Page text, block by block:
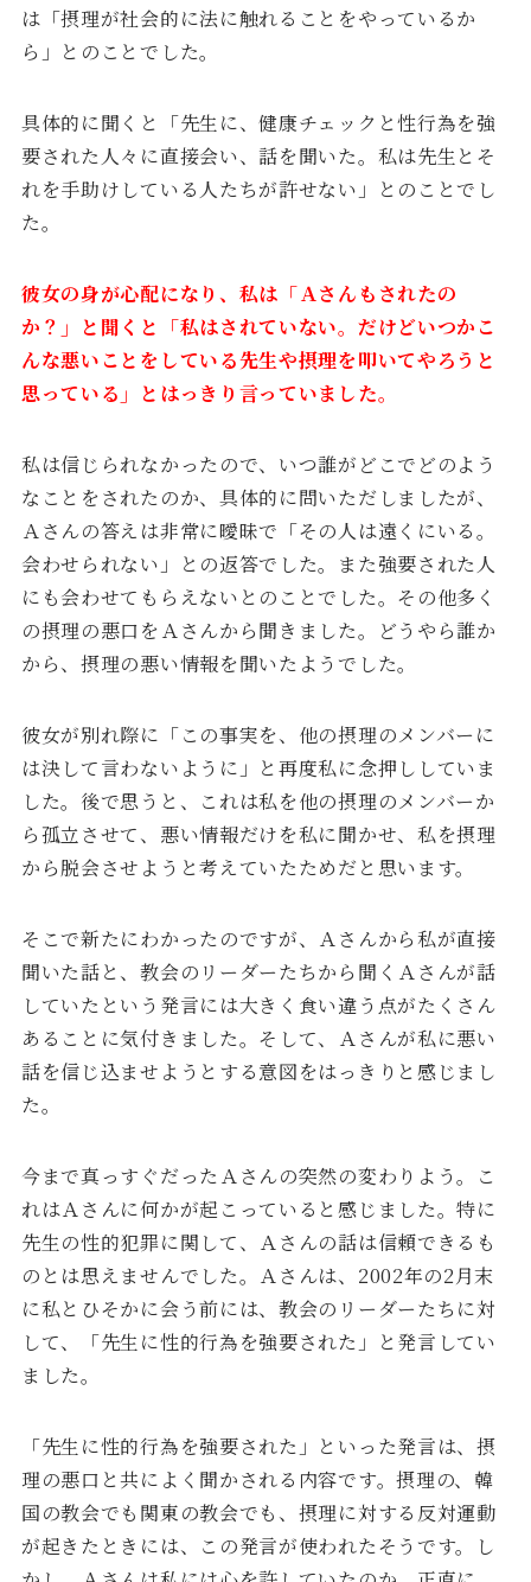
は「摂理が社会的に法に触れることをやっているか
ら」とのことでした。
具体的に聞くと「先生に、健康チェックと性行為を強
要された人々に直接会い、話を聞いた。私は先生とそ
れを手助けしている人たちが許せない」とのことでし
た。
彼女の身が心配になり、私は「Ａさんもされたの
か？」と聞くと「私はされていない。だけどいつかこ
んな悪いことをしている先生や摂理を叩いてやろうと
思っている」とはっきり言っていました。
私は信じられなかったので、いつ誰がどこでどのよう
なことをされたのか、具体的に問いただしましたが、
Ａさんの答えは非常に曖昧で「その人は遠くにいる。
会わせられない」との返答でした。また強要された人
にも会わせてもらえないとのことでした。その他多く
の摂理の悪口をＡさんから聞きました。どうやら誰か
から、摂理の悪い情報を聞いたようでした。
彼女が別れ際に「この事実を、他の摂理のメンバーに
は決して言わないように」と再度私に念押ししていま
した。後で思うと、これは私を他の摂理のメンバーか
ら孤立させて、悪い情報だけを私に聞かせ、私を摂理
から脱会させようと考えていたためだと思います。
そこで新たにわかったのですが、Ａさんから私が直接
聞いた話と、教会のリーダーたちから聞くＡさんが話
していたという発言には大きく食い違う点がたくさん
あることに気付きました。そして、Ａさんが私に悪い
話を信じ込ませようとする意図をはっきりと感じまし
た。
今まで真っすぐだったＡさんの突然の変わりよう。こ
れはＡさんに何かが起こっていると感じました。特に
先生の性的犯罪に関して、Ａさんの話は信頼できるも
のとは思えませんでした。Ａさんは、2002年の2月末
に私とひそかに会う前には、教会のリーダーたちに対
して、「先生に性的行為を強要された」と発言してい
ました。
「先生に性的行為を強要された」といった発言は、摂
理の悪口と共によく聞かされる内容です。摂理の、韓
国の教会でも関東の教会でも、摂理に対する反対運動
が起きたときには、この発言が使われたそうです。し